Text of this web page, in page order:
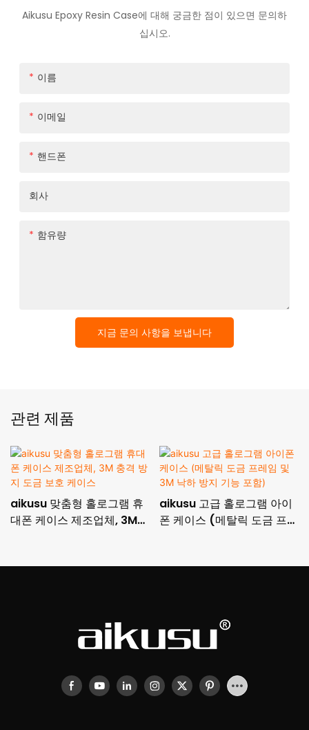
Aikusu Epoxy Resin Case에 대해 궁금한 점이 있으면 문의하
십시오.
이름
이메일
핸드폰
회사
함유량
지금 문의 사항을 보냅니다
관련 제품
aikusu 맞춤형 홀로그램 휴
대폰 케이스 제조업체, 3M
aikusu 고급 홀로그램 아이
폰 케이스 (메탈릭 도금 프레